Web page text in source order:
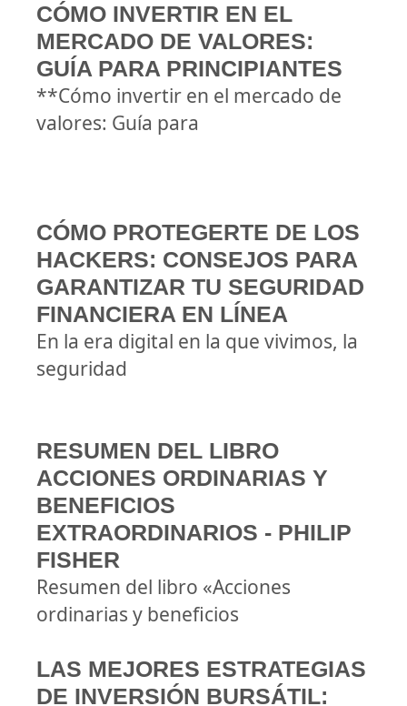
CÓMO INVERTIR EN EL
MERCADO DE VALORES:
GUÍA PARA PRINCIPIANTES
**Cómo invertir en el mercado de
valores: Guía para
CÓMO PROTEGERTE DE LOS
HACKERS: CONSEJOS PARA
GARANTIZAR TU SEGURIDAD
FINANCIERA EN LÍNEA
En la era digital en la que vivimos, la
seguridad
RESUMEN DEL LIBRO
ACCIONES ORDINARIAS Y
BENEFICIOS
EXTRAORDINARIOS - PHILIP
FISHER
Resumen del libro «Acciones
ordinarias y beneficios
LAS MEJORES ESTRATEGIAS
DE INVERSIÓN BURSÁTIL: